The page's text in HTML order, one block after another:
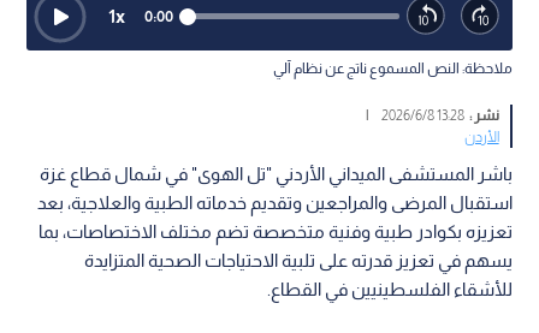
0:00
1x
ملاحظة: النص المسموع ناتج عن نظام آلي
نشر :13:28 2026/6/8
|
الأردن
باشر المستشفى الميداني الأردني "تل الهوى" في شمال قطاع غزة
استقبال المرضى والمراجعين وتقديم خدماته الطبية والعلاجية، بعد
تعزيزه بكوادر طبية وفنية متخصصة تضم مختلف الاختصاصات، بما
يسهم في تعزيز قدرته على تلبية الاحتياجات الصحية المتزايدة
للأشقاء الفلسطينيين في القطاع.